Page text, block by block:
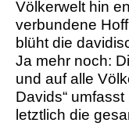
Völkerwelt hin
verbundene
blüht die
Ja mehr noch:
und auf alle
Davids“
letztlich die